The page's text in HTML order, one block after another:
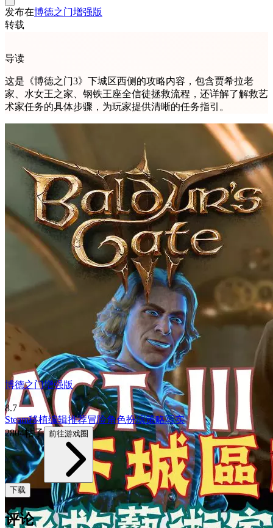
发布在博德之门增强版
转载
导读
这是《博德之门3》下城区西侧的攻略内容，包含贾希拉老
家、水女王之家、钢铁王座全信徒拯救流程，还详解了解救艺
术家任务的具体步骤，为玩家提供清晰的任务指引。
博德之门增强版
8.7
Steam移植编辑推荐冒险角色扮演策略写实
2804帖子 前往游戏圈
下载
评论